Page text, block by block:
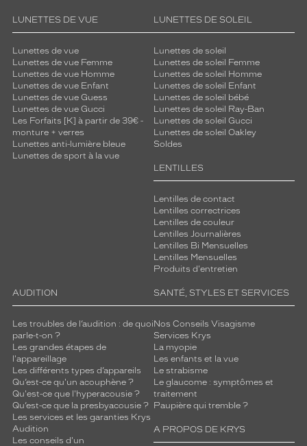
LUNETTES DE VUE
Lunettes de vue
Lunettes de vue Femme
Lunettes de vue Homme
Lunettes de vue Enfant
Lunettes de vue Guess
Lunettes de vue Gucci
Les Forfaits [K] à partir de 39€ -
monture + verres
Lunettes anti-lumière bleue
Lunettes de sport à la vue
LUNETTES DE SOLEIL
Lunettes de soleil
Lunettes de soleil Femme
Lunettes de soleil Homme
Lunettes de soleil Enfant
Lunettes de soleil bébé
Lunettes de soleil Ray-Ban
Lunettes de soleil Gucci
Lunettes de soleil Oakley
Soldes
LENTILLES
Lentilles de contact
Lentilles correctrices
Lentilles de couleur
Lentilles Journalières
Lentilles Bi Mensuelles
Lentilles Mensuelles
Produits d'entretien
AUDITION
Les troubles de l’audition : de quoi
parle-t-on ?
Les grandes étapes de
l'appareillage
Les différents types d’appareils
Qu’est-ce qu'un acouphène ?
Qu'est-ce que l'hyperacousie ?
Qu’est-ce que la presbyacousie ?
Les services et les garanties Krys
Audition
Les conseils d'un
SANTÉ, STYLES ET SERVICES
Nos Conseils Visagisme
Services Krys
La myopie
Les enfants et la vue
Le strabisme
Le glaucome : symptômes et
traitement
Paupière qui tremble ?
A PROPOS DE KRYS